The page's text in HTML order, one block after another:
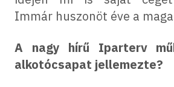
Immár huszonöt éve a
A nagy hírű Iparterv
alkotócsapat jellemezte?